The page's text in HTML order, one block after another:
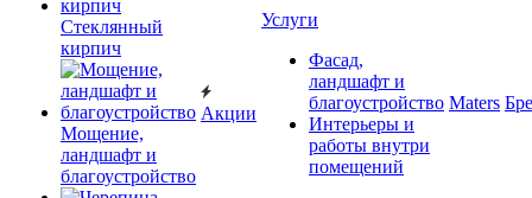
Cтеклянный
кирпич
Мощение,
ландшафт и
благоустройство
Акции
Услуги
Фасад,
ландшафт и
благоустройство
Интерьеры и
работы внутри
помещений
Maters